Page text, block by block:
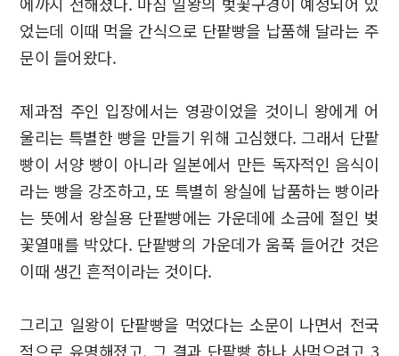
었는데 이때 먹을 간식으로 단팥빵을 납품해 달라는 주
문이 들어왔다.
제과점 주인 입장에서는 영광이었을 것이니 왕에게 어
울리는 특별한 빵을 만들기 위해 고심했다. 그래서 단팥
빵이 서양 빵이 아니라 일본에서 만든 독자적인 음식이
라는 빵을 강조하고, 또 특별히 왕실에 납품하는 빵이라
는 뜻에서 왕실용 단팥빵에는 가운데에 소금에 절인 벚
꽃열매를 박았다. 단팥빵의 가운데가 움푹 들어간 것은
이때 생긴 흔적이라는 것이다.
그리고 일왕이 단팥빵을 먹었다는 소문이 나면서 전국
적으로 유명해졌고, 그 결과 단팥빵 하나 사먹으려고 3